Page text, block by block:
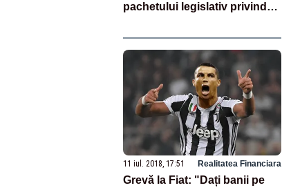
pachetului legislativ privind
11 iul. 2018, 17:51 Realitatea Financiara
Grevă la Fiat: "Dați banii pe